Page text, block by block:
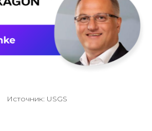
Источник: USGS